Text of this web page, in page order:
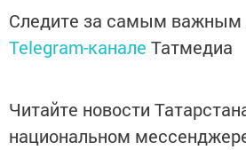
Следите за самым важным
Telegram-канале Татмедиа
Читайте новости
национальном